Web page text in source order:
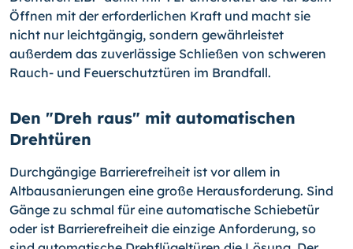
Öffnen mit der erforderlichen Kraft und macht sie
nicht nur leichtgängig, sondern gewährleistet
außerdem das zuverlässige Schließen von schweren
Rauch- und Feuerschutztüren im Brandfall.
Den "Dreh raus" mit automatischen
Drehtüren
Durchgängige Barrierefreiheit ist vor allem in
Altbausanierungen eine große Herausforderung. Sind
Gänge zu schmal für eine automatische Schiebetür
oder ist Barrierefreiheit die einzige Anforderung, so